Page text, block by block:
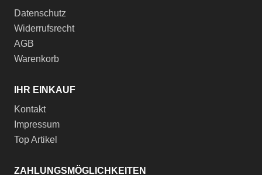
Datenschutz
Widerrufsrecht
AGB
Warenkorb
IHR EINKAUF
Kontakt
Impressum
Top Artikel
ZAHLUNGSMÖGLICHKEITEN